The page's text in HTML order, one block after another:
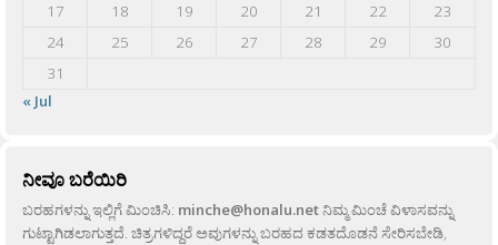
17
18 19 20 21 22
23
24
25 26 27 28 29
30
31
« Jul
ನೀವೂ ಬರೆಯಿರಿ
ಬರಹಗಳನ್ನು ಇಲ್ಲಿಗೆ ಮಿಂಚಿಸಿ: minche@honalu.netನಿಮ್ಮ ಮಿಂಚೆ ವಿಳಾಸವನ್ನು
ಗುಟ್ಟಾಗಿಡಲಾಗುತ್ತದೆ. ಚಿತ್ರಗಳಿದ್ದರೆ ಅವುಗಳನ್ನು ಬರಹದ ಕಡತದೊಡನೆ ಸೇರಿಸಬೇಡಿ,